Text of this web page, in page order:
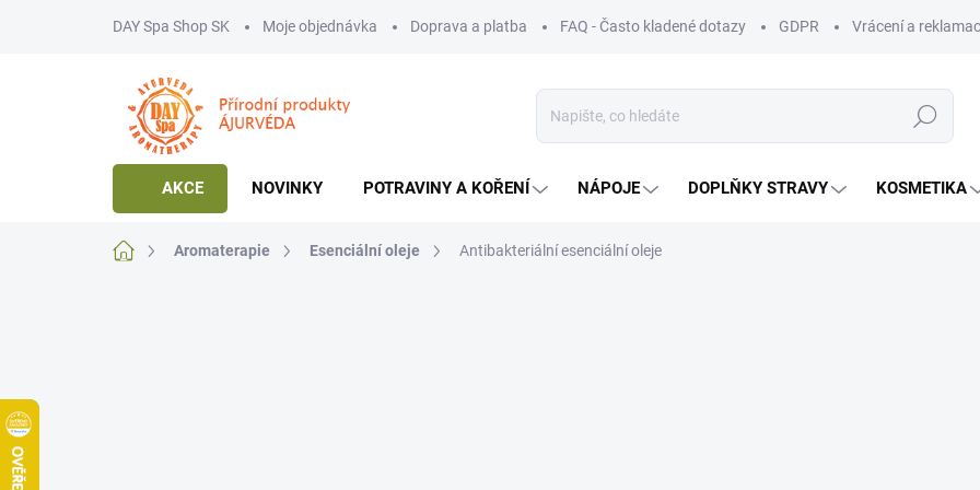
DAY Spa Shop SK Moje objednávka Doprava a platba FAQ - Často kladené dotazy GDPR Vrácení a
Hledat
AKCE NOVINKY POTRAVINY A KOŘENÍ NÁPOJE DOPLŇKY STRAVY KOSMETIKA
Domů Aromaterapie Esenciální oleje Antibakteriální esenciální oleje